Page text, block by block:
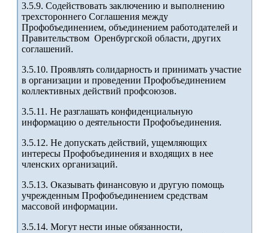
3.5.9. Содействовать заключению и выполнению
трехстороннего Соглашения между
Профобъединением, объединением работодателей и
Правительством Оренбургской области, других
соглашений.
3.5.10. Проявлять солидарность и принимать участие
в организации и проведении Профобъединением
коллективных действий профсоюзов.
3.5.11. Не разглашать конфиденциальную
информацию о деятельности Профобъединения.
3.5.12. Не допускать действий, ущемляющих
интересы Профобъединения и входящих в нее
членских организаций.
3.5.13. Оказывать финансовую и другую помощь
учрежденным Профобъединением средствам
массовой информации.
3.5.14. Могут нести иные обязанности,